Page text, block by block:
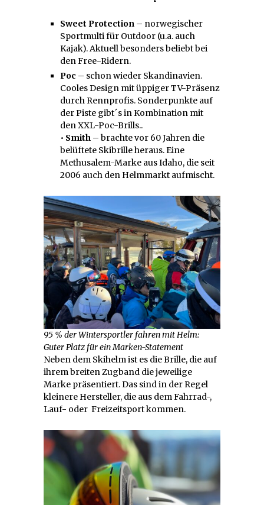
Sweet Protection – norwegischer
Sportmulti für Outdoor (u.a. auch
Kajak). Aktuell besonders beliebt bei
den Free-Ridern.
Poc – schon wieder Skandinavien.
Cooles Design mit üppiger TV-Präsenz
durch Rennprofis. Sonderpunkte auf
der Piste gibt´s in Kombination mit
den XXL-Poc-Brills..
• Smith – brachte vor 60 Jahren die
belüftete Skibrille heraus. Eine
Methusalem-Marke aus Idaho, die seit
2006 auch den Helmmarkt aufmischt.
95 % der Wintersportler fahren mit Helm:
Guter Platz für ein Marken-Statement
Neben dem Skihelm ist es die Brille, die auf
ihrem breiten Zugband die jeweilige
Marke präsentiert. Das sind in der Regel
kleinere Hersteller, die aus dem Fahrrad-,
Lauf- oder Freizeitsport kommen.